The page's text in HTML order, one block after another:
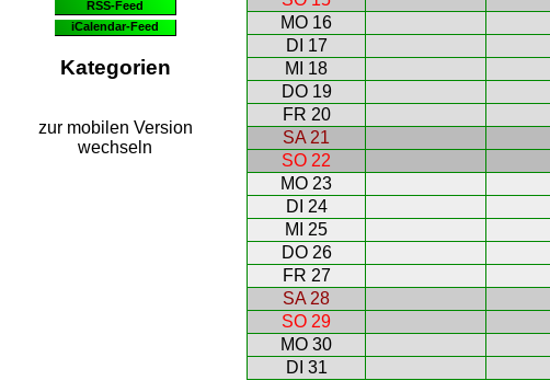
RSS-Feed
iCalendar-Feed
Kategorien
zur mobilen Version
wechseln
MO 16
DI 17
MI 18
DO 19
FR 20
SA 21
SO 22
MO 23
DI 24
MI 25
DO 26
FR 27
SA 28
SO 29
MO 30
DI 31